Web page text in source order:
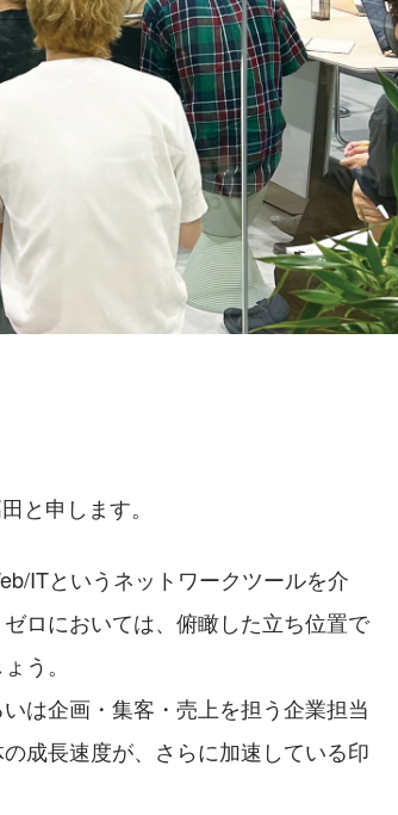
と申します。
ITというネットワークツールを介
ロにおいては、俯瞰した立ち位置で
う。
は企画・集客・売上を担う企業担当
成長速度が、さらに加速している印